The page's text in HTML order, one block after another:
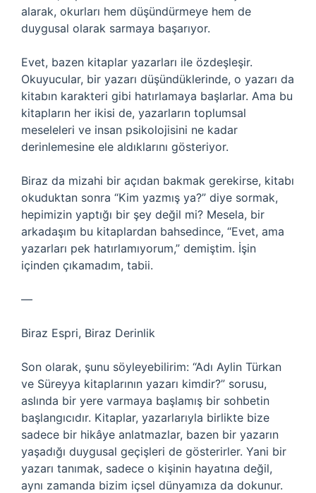
alarak, okurları hem düşündürmeye hem de
duygusal olarak sarmaya başarıyor.
Evet, bazen kitaplar yazarları ile özdeşleşir.
Okuyucular, bir yazarı düşündüklerinde, o yazarı da
kitabın karakteri gibi hatırlamaya başlarlar. Ama bu
kitapların her ikisi de, yazarların toplumsal
meseleleri ve insan psikolojisini ne kadar
derinlemesine ele aldıklarını gösteriyor.
Biraz da mizahi bir açıdan bakmak gerekirse, kitabı
okuduktan sonra “Kim yazmış ya?” diye sormak,
hepimizin yaptığı bir şey değil mi? Mesela, bir
arkadaşım bu kitaplardan bahsedince, “Evet, ama
yazarları pek hatırlamıyorum,” demiştim. İşin
içinden çıkamadım, tabii.
—
Biraz Espri, Biraz Derinlik
Son olarak, şunu söyleyebilirim: “Adı Aylin Türkan
ve Süreyya kitaplarının yazarı kimdir?” sorusu,
aslında bir yere varmaya başlamış bir sohbetin
başlangıcıdır. Kitaplar, yazarlarıyla birlikte bize
sadece bir hikâye anlatmazlar, bazen bir yazarın
yaşadığı duygusal geçişleri de gösterirler. Yani bir
yazarı tanımak, sadece o kişinin hayatına değil,
aynı zamanda bizim içsel dünyamıza da dokunur.